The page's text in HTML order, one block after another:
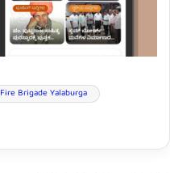
Fire Brigade Yalaburga